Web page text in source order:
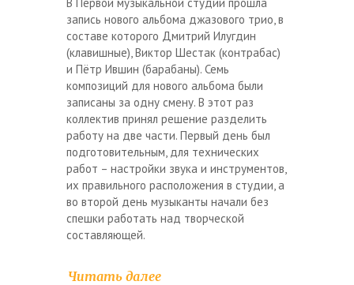
запись нового альбома джазового трио, в
составе которого Дмитрий Илугдин
(клавишные), Виктор Шестак (контрабас)
и Пётр Ившин (барабаны). Семь
композиций для нового альбома были
записаны за одну смену. В этот раз
коллектив принял решение разделить
работу на две части. Первый день был
подготовительным, для технических
работ – настройки звука и инструментов,
их правильного расположения в студии, а
во второй день музыканты начали без
спешки работать над творческой
составляющей.
Читать далее